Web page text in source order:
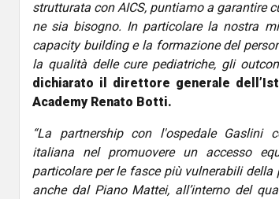
strutturata con AICS, puntiamo a garantire
ne sia bisogno. In particolare la nostra
capacity building e la formazione del
la qualità delle cure pediatriche, gli
dichiarato il direttore generale
Academy Renato Botti.
“La partnership con l'ospedale Gaslini
italiana nel promuovere un accesso
particolare per le fasce più vulnerabili
anche dal Piano Mattei, all’interno del